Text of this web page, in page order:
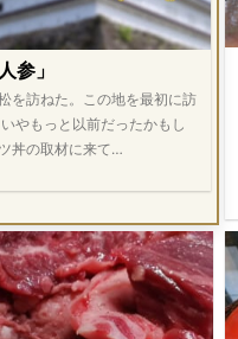
参」
を訪ねた。この地を最初に訪
やもっと以前だったかもし
丼の取材に来て…